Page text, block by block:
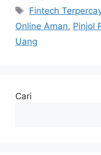
Tag
Fintech
Online Aman, Pinjol
Uang
Cari